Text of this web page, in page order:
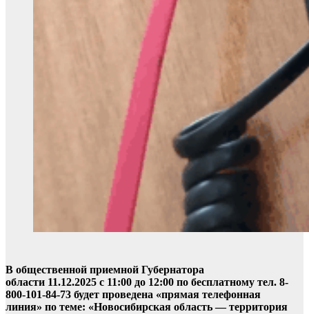
В общественной приемной Губернатора
области 11.12.2025 с 11:00 до 12:00 по бесплатному тел. 8-
800-101-84-73 будет проведена «прямая телефонная
линия» по теме: «Новосибирская область — территория